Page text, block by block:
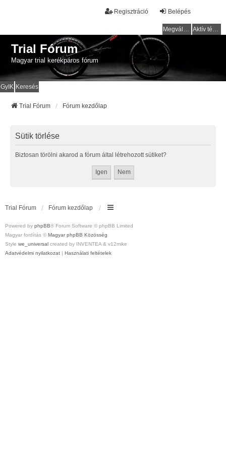
Belépés
Regisztráció
Megválaszolatlan témák Aktív témák
Trial Fórum
Magyar trial kerékpáros fórum
GyIK Keresés
Trial Fórum Fórum kezdőlap
Sütik törlése
Biztosan törölni akarod a fórum által létrehozott sütiket?
Trial Fórum Fórum kezdőlap
Powered by phpBB® Forum Software © phpBB Limited
Magyar fordítás © Magyar phpBB Közösség
Style we_universal created by INVENTEA & v12mike
Adatvédelmi nyilatkozat | Használati feltételek